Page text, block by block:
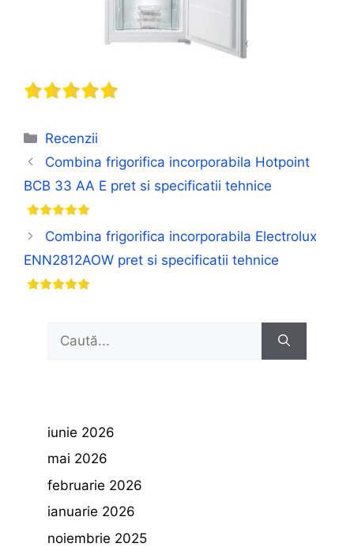
Categorii
Recenzii
Combina frigorifica incorporabila Hotpoint
BCB 33 AA E pret si specificatii tehnice
Combina frigorifica incorporabila Electrolux
ENN2812AOW pret si specificatii tehnice
după:
iunie 2026
mai 2026
februarie 2026
ianuarie 2026
noiembrie 2025